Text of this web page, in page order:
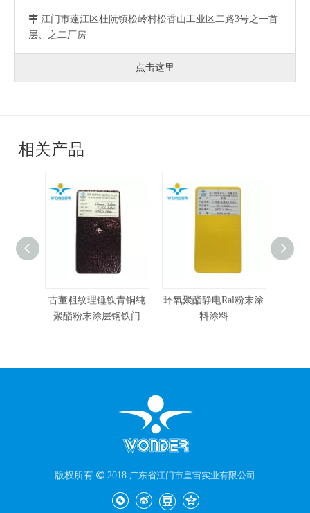
 江门市蓬江区杜阮镇松岭村松香山工业区二路3号之一首
层、之二厂房
点击这里
相关产品
古董粗纹理锤铁青铜纯
聚酯粉末涂层钢铁门
环氧聚酯静电Ral粉末涂
料涂料
版权所有  2018 广东省江门市皇宙实业有限公司